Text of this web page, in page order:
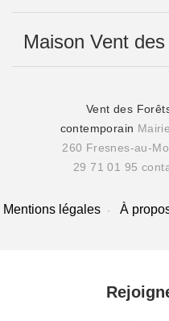
Maison Vent
Vent des
contemporain
260 Fresnes-au-
29 71 01 95
Mentions légales À